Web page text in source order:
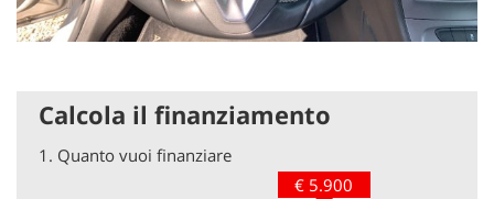
Calcola il finanziamento
1. Quanto vuoi finanziare
€ 5.900